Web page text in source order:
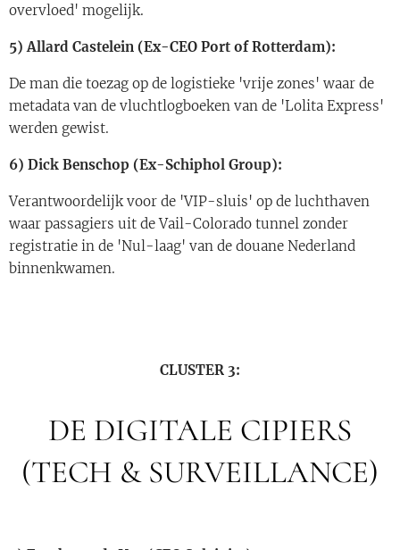
overvloed' mogelijk.
5) Allard Castelein (Ex-CEO Port of Rotterdam):
De man die toezag op de logistieke 'vrije zones' waar de
metadata van de vluchtlogboeken van de 'Lolita Express'
werden gewist.
6) Dick Benschop (Ex-Schiphol Group):
Verantwoordelijk voor de 'VIP-sluis' op de luchthaven
waar passagiers uit de Vail-Colorado tunnel zonder
registratie in de 'Nul-laag' van de douane Nederland
binnenkwamen.
CLUSTER 3:
DE DIGITALE CIPIERS
(TECH & SURVEILLANCE)